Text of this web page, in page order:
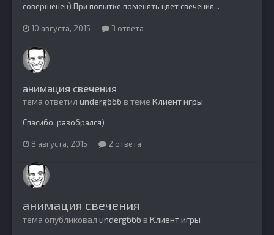
совершенен) При попытке поменять цвет свечения...
10 августа, 2015 3 ответа
анимация свечения
тема ответил underg666 в теме Клиент игры
Спасибо, разобрался)
8 августа, 2015 2 ответа
анимация свечения
тема опубликовал underg666 в Клиент игры